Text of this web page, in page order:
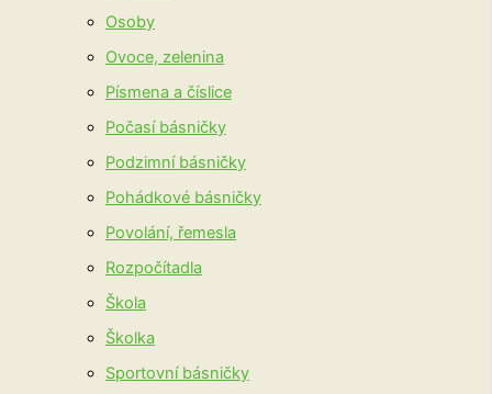
Osoby
Ovoce, zelenina
Písmena a číslice
Počasí básničky
Podzimní básničky
Pohádkové básničky
Povolání, řemesla
Rozpočítadla
Škola
Školka
Sportovní básničky